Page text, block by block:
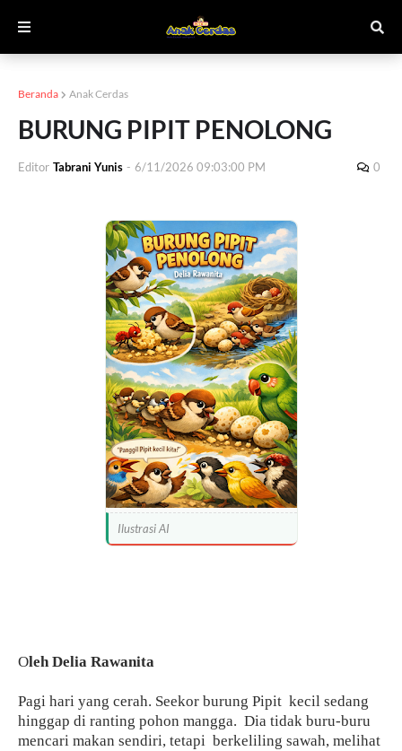
Beranda Anak Cerdas
BURUNG PIPIT PENOLONG
Editor Tabrani Yunis - 6/11/2026 09:03:00 PM 0
Ilustrasi AI
Oleh Delia Rawanita
Pagi hari yang cerah. Seekor burung Pipit kecil sedang
hinggap di ranting pohon mangga. Dia tidak buru-buru
mencari makan sendiri, tetapi berkeliling sawah, melihat